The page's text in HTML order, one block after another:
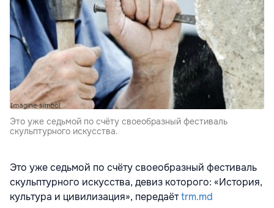
Это уже седьмой по счёту своеобразный фестиваль
скульптурного искусства.
Это уже седьмой по счёту своеобразный фестиваль
скульптурного искусства, девиз которого: «История,
культура и цивилизация», передаётtrm.md